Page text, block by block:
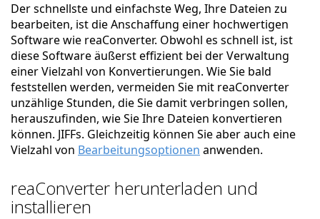
Der schnellste und einfachste Weg, Ihre Dateien zu
bearbeiten, ist die Anschaffung einer hochwertigen
Software wie reaConverter. Obwohl es schnell ist, ist
diese Software äußerst effizient bei der Verwaltung
einer Vielzahl von Konvertierungen. Wie Sie bald
feststellen werden, vermeiden Sie mit reaConverter
unzählige Stunden, die Sie damit verbringen sollen,
herauszufinden, wie Sie Ihre Dateien konvertieren
können. JIFFs. Gleichzeitig können Sie aber auch eine
Vielzahl von Bearbeitungsoptionen anwenden.
reaConverter herunterladen und
installieren